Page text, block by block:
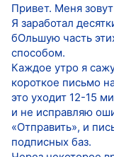
Привет. Меня
Я заработал
бОльшую часть
способом.
Каждое утро я
короткое письмо
это уходит 12-15
и не исправляю
«Отправить», и
подписных баз.